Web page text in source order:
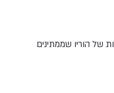
של הוריו שממתינים